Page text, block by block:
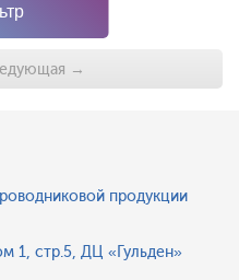
→
продукции
1, стр.5, ДЦ «Гульден»